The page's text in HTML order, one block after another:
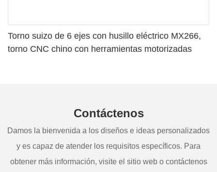
Torno suizo de 6 ejes con husillo eléctrico MX266,
torno CNC chino con herramientas motorizadas
Contáctenos
Damos la bienvenida a los diseños e ideas personalizados
y es capaz de atender los requisitos específicos. Para
obtener más información, visite el sitio web o contáctenos